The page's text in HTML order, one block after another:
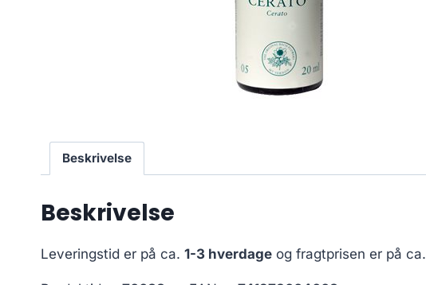
Beskrivelse
Beskrivelse
Leveringstid er på ca. 1-3 hverdage og fragtprisen er på ca.